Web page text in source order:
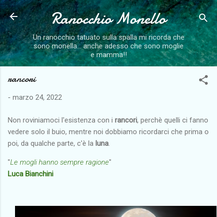
Passa ai contenuti principali
Ranocchio Monello
Un ranocchio tatuato sulla spalla mi ricorda che
sono monella... anche adesso che sono moglie
e mamma!!
rancori
- marzo 24, 2022
Non roviniamoci l'esistenza con i rancori, perchè quelli ci fanno
vedere solo il buio, mentre noi dobbiamo ricordarci che prima o
poi, da qualche parte, c'è la luna
"Le mogli hanno sempre ragione"
Luca Bianchini